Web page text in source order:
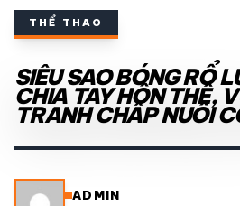
THỂ THAO TRONG NƯỚC
THỂ THAO
VIDEO
LỊCH THI ĐẤU
THỂ THAO
SIÊU SAO BÓNG RỔ
CHIA TAY HÔN THÊ,
TRANH CHẤP NUÔI
ADMIN